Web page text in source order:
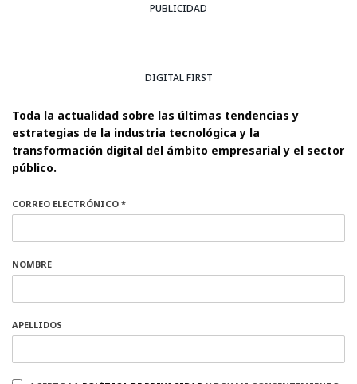
PUBLICIDAD
DIGITAL FIRST
Toda la actualidad sobre las últimas tendencias y
estrategias de la industria tecnológica y la
transformación digital del ámbito empresarial y el sector
público.
CORREO ELECTRÓNICO *
NOMBRE
APELLIDOS